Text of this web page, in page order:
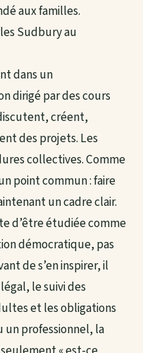
aux familles.
Sudbury au
dans un
dirigé par des cours
créent,
des projets. Les
collectives. Comme
point commun : faire
un cadre clair.
d’être étudiée comme
démocratique, pas
de s’en inspirer, il
le suivi des
et les obligations
un professionnel, la